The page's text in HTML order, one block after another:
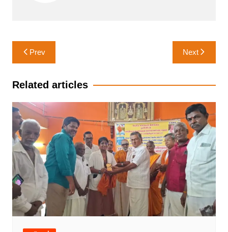
Post
navigation
Prev Next
Related articles